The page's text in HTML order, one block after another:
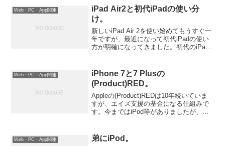
ました。テルがパンツ一丁...
Web・PC・App関連
iPad Air2と初代iPadの使い分
け。
新しいiPad Air 2を使い始めてもうすぐ一
年ですが、最近になって初代iPadの使い
方が明確になってきました。初代のiPad
能は伊達ではありません。...
Web・PC・App関連
iPhone 7と7 Plusの
(Product)RED。
Appleの(Product)REDは10年続いていま
すが、エイズ支援の基金になる仕組みで
す。今まではiPod等がありましたが、
Web・PC・App関連 弟にiPod。